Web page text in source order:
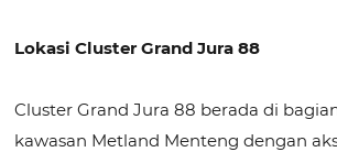
Lokasi Cluster Grand Jura 88
Cluster Grand Jura 88 berada di
kawasan Metland Menteng dengan